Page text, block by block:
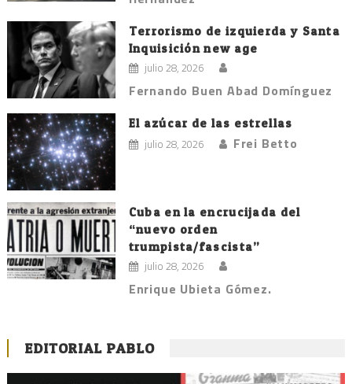
Terrorismo de izquierda y Santa
Inquisición new age
julio 28, 2026
Fernando Buen Abad Domínguez
El azúcar de las estrellas
julio 28, 2026 Frei Betto
Cuba en la encrucijada del
“nuevo orden
trumpista/fascista”
julio 28, 2026
Enrique Ubieta Gómez.
EDITORIAL PABLO